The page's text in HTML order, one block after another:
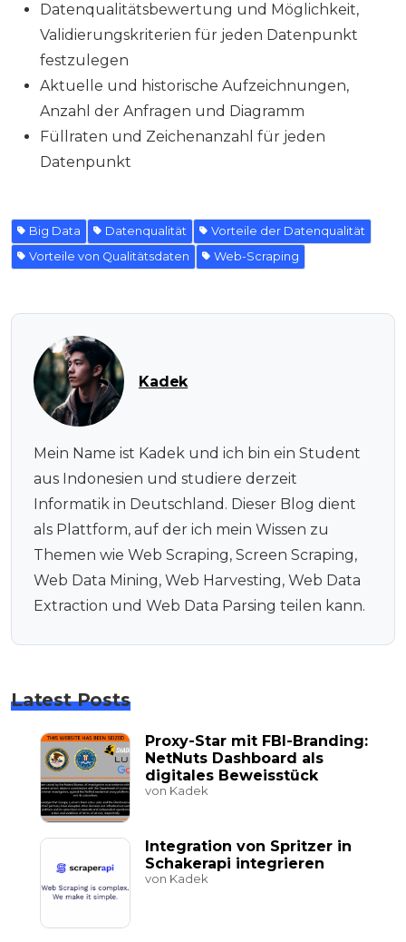
Datenqualitätsbewertung und Möglichkeit,
Validierungskriterien für jeden Datenpunkt
festzulegen
Aktuelle und historische Aufzeichnungen,
Anzahl der Anfragen und Diagramm
Füllraten und Zeichenanzahl für jeden
Datenpunkt
Big Data Datenqualität
Vorteile der Datenqualität
Vorteile von Qualitätsdaten
Web-Scraping
Kadek
Mein Name ist Kadek und ich bin ein Student
aus Indonesien und studiere derzeit
Informatik in Deutschland. Dieser Blog dient
als Plattform, auf der ich mein Wissen zu
Themen wie Web Scraping, Screen Scraping,
Web Data Mining, Web Harvesting, Web Data
Extraction und Web Data Parsing teilen kann.
Latest Posts
Proxy-Star mit FBI-Branding:
NetNuts Dashboard als
digitales Beweisstück
von Kadek
Integration von Spritzer in
Schakerapi integrieren
von Kadek